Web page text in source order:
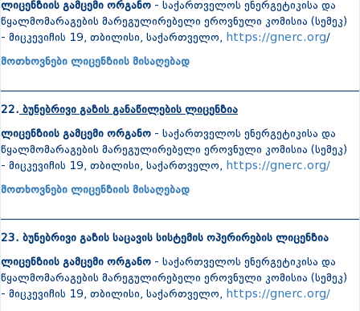
ლიცენზიის გამცემი ორგანო - საქართველოს ენერგეტიკისა და
წყალმომარაგების მარეგულირებელი ეროვნული კომისია (სემეკ)
- მიცკევიჩის 19, თბილისი, საქართველო, https://gnerc.org/
მოთხოვნები ლიცენზიის მისაღებად
22. ბუნებრივი გაზის განაწილების ლიცენზია
ლიცენზიის გამცემი ორგანო - საქართველოს ენერგეტიკისა და
წყალმომარაგების მარეგულირებელი ეროვნული კომისია (სემეკ)
- მიცკევიჩის 19, თბილისი, საქართველო, https://gnerc.org/
მოთხოვნები ლიცენზიის მისაღებად
23. ბუნებრივი გაზის საცავის სისტემის ოპერირების ლიცენზია
ლიცენზიის გამცემი ორგანო - საქართველოს ენერგეტიკისა და
წყალმომარაგების მარეგულირებელი ეროვნული კომისია (სემეკ)
- მიცკევიჩის 19, თბილისი, საქართველო, https://gnerc.org/